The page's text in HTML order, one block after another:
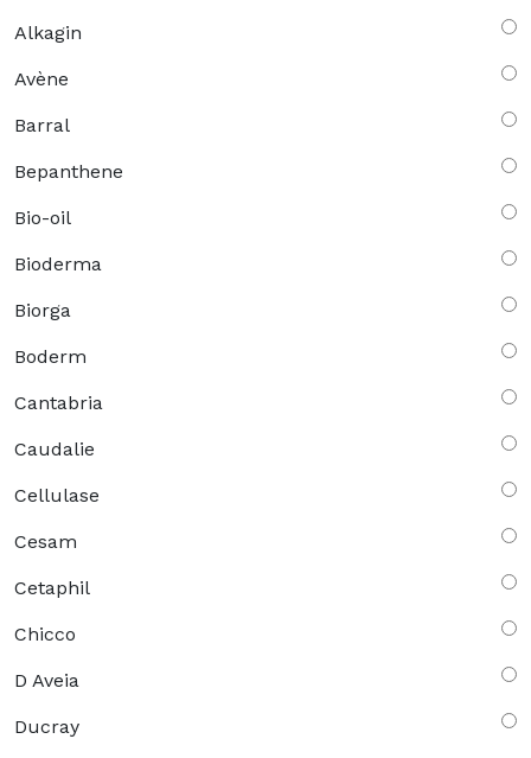
Alkagin
Avène
Barral
Bepanthene
Bio-oil
Bioderma
Biorga
Boderm
Cantabria
Caudalie
Cellulase
Cesam
Cetaphil
Chicco
D Aveia
Ducray